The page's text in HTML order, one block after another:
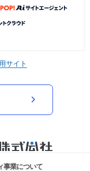
サイト
事業について